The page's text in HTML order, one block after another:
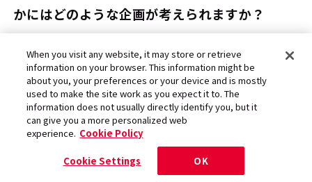
かにはどのような企画が考えられますか？
萩原：「Zepp Shinjuku (TOKYO)」でライブを
行ない、流れで「ZEROTOKYO」でクラブイベ
ントを行なうといった使い方も可能です。「ZE
ROTOKYO」は、「Zepp Shinjuku (TOKYO)」の
スペースを含む地下2～4階の3フロア構造です。
When you visit any website, it may store or retrieve
information on your browser. This information might be
about you, your preferences or your device and is mostly
used to make the site work as you expect it to. The
information does not usually directly identify you, but it
can give you a more personalized web
experience. Cookie Policy
Cookie Settings OK